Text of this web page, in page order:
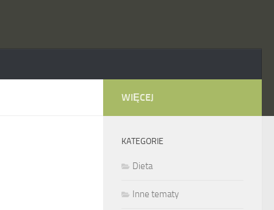
WIĘCEJ
KATEGORIE
Dieta
Inne tematy